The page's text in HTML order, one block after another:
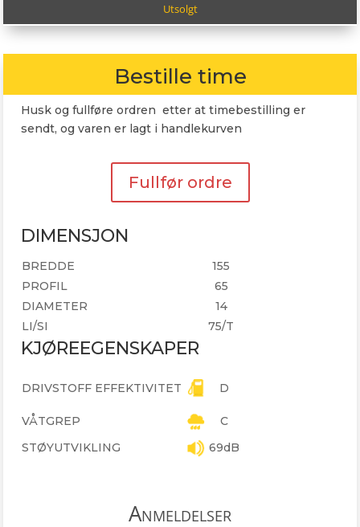
Utsolgt
Bestille time
Husk og fullføre ordren etter at timebestilling er
sendt, og varen er lagt i handlekurven
Fullfør ordre
DIMENSJON
BREDDE
155
PROFIL
65
DIAMETER
14
LI/SI
75/T
KJØREEGENSKAPER
DRIVSTOFF EFFEKTIVITET D
VÅTGREP
C
STØYUTVIKLING
69dB
Anmeldelser